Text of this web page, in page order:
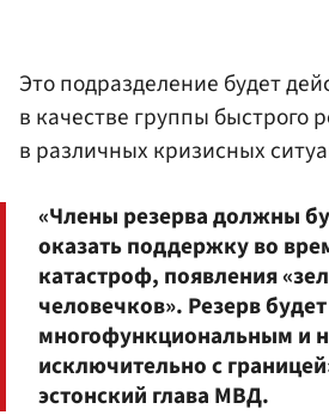
Это подразделение будет
в качестве группы быстрого
в различных кризисных
«Члены резерва должны
оказать поддержку во
катастроф, появления
человечков». Резерв будет
многофункциональным и
исключительно с
эстонский глава МВД.